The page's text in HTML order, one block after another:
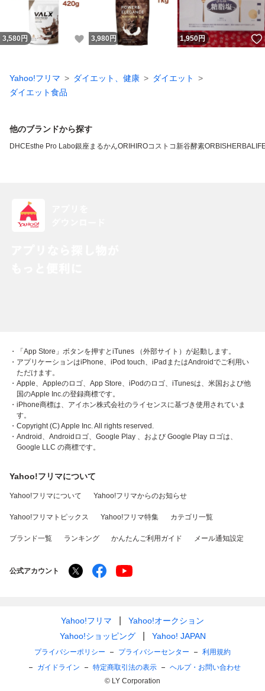
3,580 円 いいね！
3,980 円 1,950円
Yahoo!フリマ ダイエット、健康
ダイエット
ダイエット食品
他のブランドから探す
DHC Esthe Pro Labo銀座まるかんORIHIROコストコ新谷酵素ORBIS
・「App Store」ボタンを押すとiTunes （外部サイト）が起動します。
・アプリケーションはiPhone、iPod touch、iPadまたはAndroidでご利用い
ただけます。
・Apple、Appleのロゴ、App Store、iPodのロゴ、iTunesは、米国および他
国のApple Inc.の登録商標です。
・iPhone商標は、アイホン株式会社のライセンスに基づき使用されていま
す。
・Copyright (C) Apple Inc. All rights reserved.
・Android、Androidロゴ、Google Play 、および Google Play ロゴは、
Google LLC の商標です。
Yahoo!フリマについて
Yahoo!フリマについて Yahoo!フリマからのお知らせ
Yahoo!フリマトピックス Yahoo!フリマ特集 カテゴリ一覧
ブランド一覧 ランキング かんたんご利用ガイド メール通知設定
公式アカウント
Yahoo!フリマ
Yahoo!オークション
Yahoo!ショッピング
Yahoo! JAPAN
プライバシーポリシー プライバシーセンター
利用規約
ガイドライン
特定商取引法の表示
ヘルプ・お問い合わせ
© LY Corporation